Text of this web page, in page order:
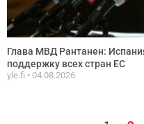
Глава МВД Рантанен:
поддержку всех стран ЕС
yle.fi 04.08.2026